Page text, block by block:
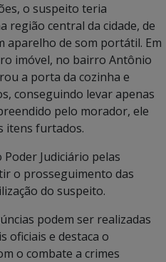
o suspeito teria
região central da cidade, de
aparelho de som portátil. Em
imóvel, no bairro Antônio
a porta da cozinha e
conseguindo levar apenas
pelo morador, ele
itens furtados.
Judiciário pelas
o prosseguimento das
do suspeito.
podem ser realizadas
oficiais e destaca o
o combate a crimes